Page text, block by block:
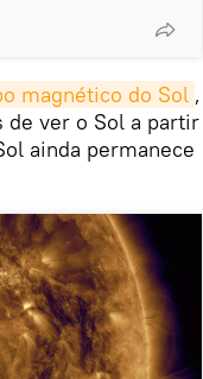
magnético do Sol ,
de ver o Sol a partir
ainda permanece